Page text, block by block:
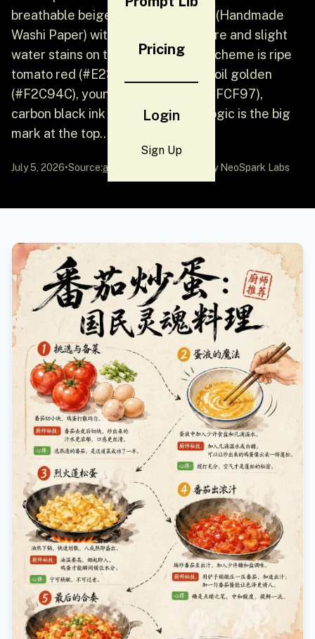
Pricing
Login
Sign Up
breathable beige handmade paper (Handmade
Washi Paper) with micro fiber texture and slight
water stains on the corners; color scheme is ripe
tomato red (#E23A28), virgin olive oil golden
(#F2C94C), young grass green (#6FCF97),
carbon black ink line; typesetting logic is the big
mark at the top...
July 5, 2026•Source:awesome-gpt-image-2 by NeoSpark Labs